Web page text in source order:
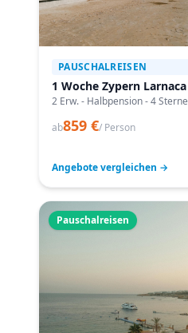
PAUSCHALREISEN
1 Woche Zypern Larnaca
2 Erw. - Halbpension - 4 Sterne
ab859 €/ Person
Angebote vergleichen →
Pauschalreisen